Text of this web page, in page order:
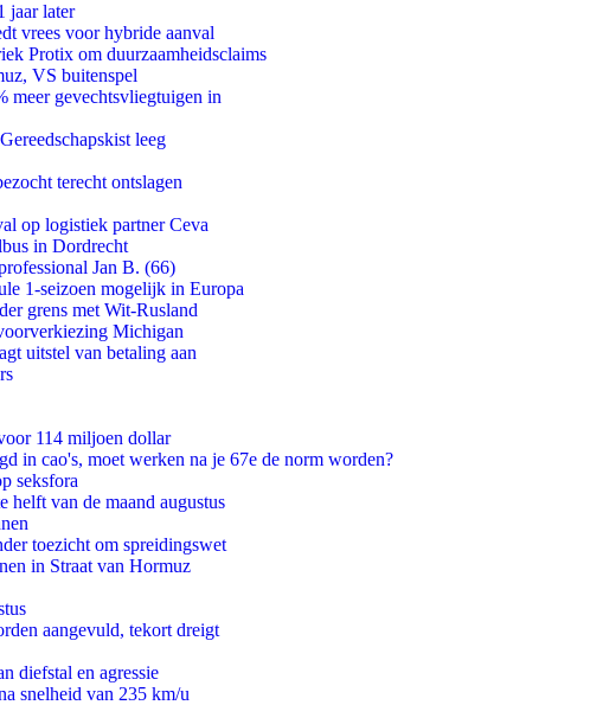
jaar later
vrees voor hybride aanval
Protix om duurzaamheidsclaims
VS buitenspel
meer gevechtsvliegtuigen in
leeg
terecht ontslagen
op logistiek partner Ceva
in Dordrecht
Jan B. (66)
1-seizoen mogelijk in Europa
grens met Wit-Rusland
Michigan
uitstel van betaling aan
114 miljoen dollar
in cao's, moet werken na je 67e de norm worden?
seksfora
helft van de maand augustus
toezicht om spreidingswet
in Straat van Hormuz
aangevuld, tekort dreigt
diefstal en agressie
snelheid van 235 km/u